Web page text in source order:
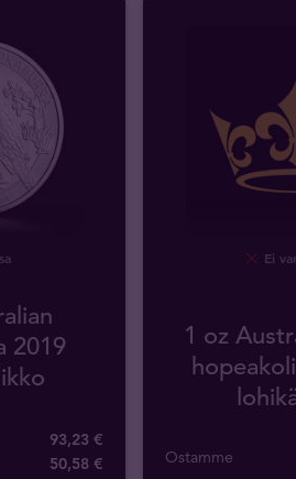
2019
93,23 €
50,58 €
Ei
1 oz
Ostamme